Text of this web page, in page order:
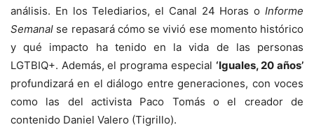
análisis. En los Telediarios, el Canal 24 Horas o Informe
Semanal se repasará cómo se vivió ese momento histórico
y qué impacto ha tenido en la vida de las personas
LGTBIQ+. Además, el programa especial ‘Iguales, 20 años’
profundizará en el diálogo entre generaciones, con voces
como las del activista Paco Tomás o el creador de
contenido Daniel Valero (Tigrillo).